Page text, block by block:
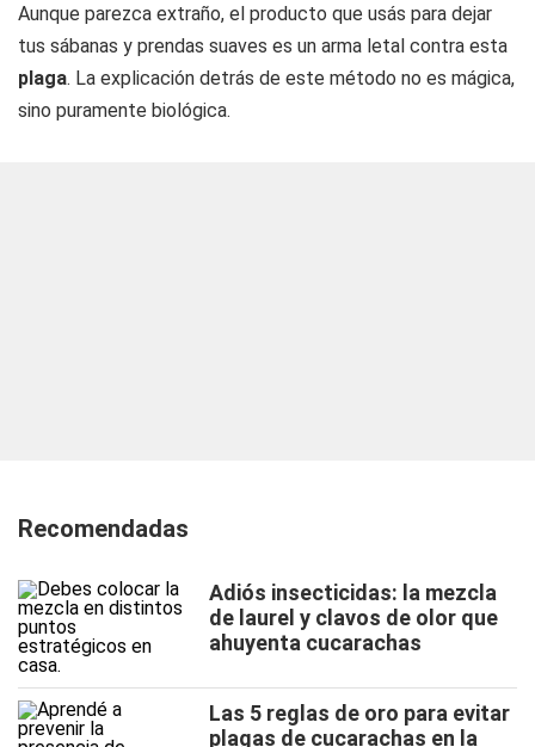
Aunque parezca extraño, el producto que usás para dejar
tus sábanas y prendas suaves es un arma letal contra esta
plaga. La explicación detrás de este método no es mágica,
sino puramente biológica.
Recomendadas
Adiós insecticidas: la mezcla
de laurel y clavos de olor que
ahuyenta cucarachas
Las 5 reglas de oro para evitar
plagas de cucarachas en la